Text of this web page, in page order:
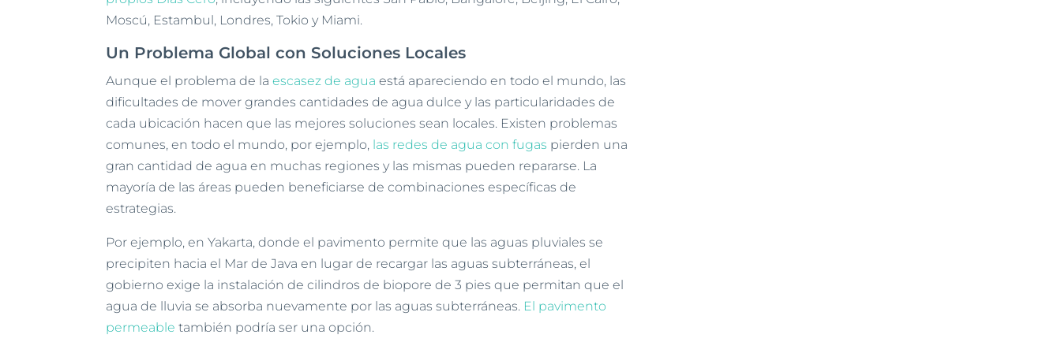
Moscú, Estambul, Londres, Tokio y Miami.
Un Problema Global con Soluciones Locales
Aunque el problema de laescasez de agua está apareciendo en todo el mundo, las
dificultades de mover grandes cantidades de agua dulce y las particularidades de
cada ubicación hacen que las mejores soluciones sean locales. Existen problemas
comunes, en todo el mundo, por ejemplo, las redes de agua con fugas pierden una
gran cantidad de agua en muchas regiones y las mismas pueden repararse. La
mayoría de las áreas pueden beneficiarse de combinaciones específicas de
estrategias.
Por ejemplo, en Yakarta, donde el pavimento permite que las aguas pluviales se
precipiten hacia el Mar de Java en lugar de recargar las aguas subterráneas, el
gobierno exige la instalación de cilindros de biopore de 3 pies que permitan que el
agua de lluvia se absorba nuevamente por las aguas subterráneas. El pavimento
permeable también podría ser una opción.